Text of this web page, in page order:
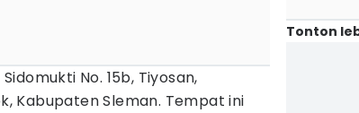
No. 15b, Tiyosan,
Kabupaten Sleman. Tempat ini
Tonton